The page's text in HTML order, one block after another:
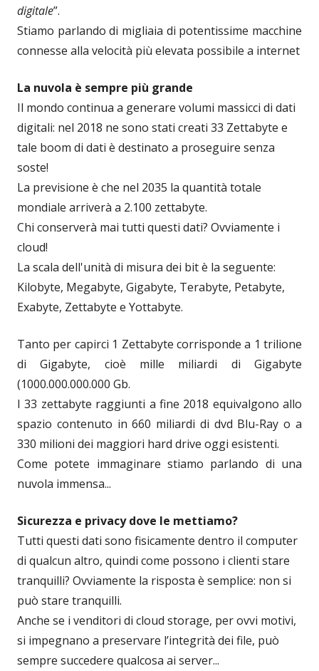
digitale”.
Stiamo parlando di migliaia di potentissime macchine
connesse alla velocità più elevata possibile a internet
La nuvola è sempre più grande
Il mondo continua a generare volumi massicci di dati
digitali: nel 2018 ne sono stati creati 33 Zettabyte e
tale boom di dati è destinato a proseguire senza
soste!
La previsione è che nel 2035 la quantità totale
mondiale arriverà a 2.100 zettabyte.
Chi conserverà mai tutti questi dati? Ovviamente i
cloud!
La scala dell'unità di misura dei bit è la seguente:
Kilobyte, Megabyte, Gigabyte, Terabyte, Petabyte,
Exabyte, Zettabyte e Yottabyte.
Tanto per capirci 1 Zettabyte corrisponde a 1 trilione
di Gigabyte, cioè mille miliardi di Gigabyte
(1000.000.000.000 Gb.
I 33 zettabyte raggiunti a fine 2018 equivalgono allo
spazio contenuto in 660 miliardi di dvd Blu-Ray o a
330 milioni dei maggiori hard drive oggi esistenti.
Come potete immaginare stiamo parlando di una
nuvola immensa...
Sicurezza e privacy dove le mettiamo?
Tutti questi dati sono fisicamente dentro il computer
di qualcun altro, quindi come possono i clienti stare
tranquilli? Ovviamente la risposta è semplice: non si
può stare tranquilli.
Anche se i venditori di cloud storage, per ovvi motivi,
si impegnano a preservare l’integrità dei file, può
sempre succedere qualcosa ai server...